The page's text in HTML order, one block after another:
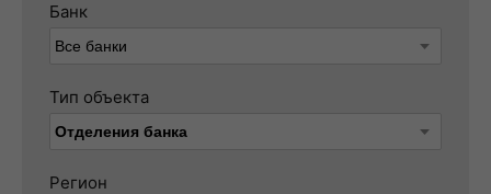
Банк
Тип объекта
Регион